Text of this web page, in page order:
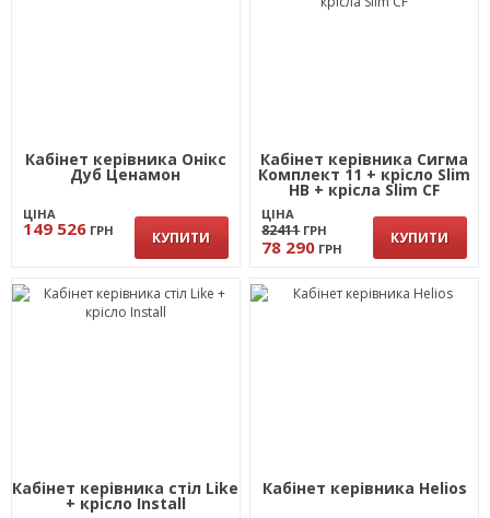
Кабінет керівника Онікс
Дуб Ценамон
ЦІНА
149 526 ГРН КУПИТИ
Кабінет керівника Сигма
Комплект 11 + крісло Slim
HB + крісла Slim CF
ЦІНА
82411 ГРН
78 290 ГРН
КУПИТИ
Кабінет керівника стіл Like
+ крісло Install
Кабінет керівника Helios